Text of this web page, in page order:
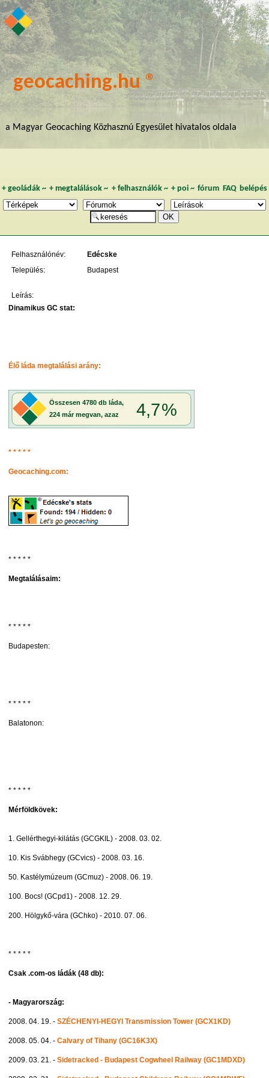
geocaching.hu ®
a Magyar Geocaching Közhasznú Egyesület hivatalos oldala
+ geoládák~ +megtalálások ~ + felhasználók~ + poi~ fórum FAQ belépés
Felhasználónév:
Edécske
Település:
Budapest
Leírás:
Dinamikus GC stat:
Élő láda megtalálási arány:
* * * * *
Geocaching.com:
* * * * *
Megtalálásaim:
* * * * *
Budapesten:
* * * * *
Balatonon:
* * * * *
Mérföldkövek:
1. Gellérthegyi-kilátás (GCGKIL) - 2008. 03. 02.
10. Kis Svábhegy (GCvics) - 2008. 03. 16.
50. Kastélymúzeum (GCmuz) - 2008. 06. 19.
100. Bocs! (GCpd1) - 2008. 12. 29.
200. Hölgykő-vára (GChko) - 2010. 07. 06.
* * * * *
Csak .com-os ládák (48 db):
- Magyarország:
2008. 04. 19. - SZÉCHENYI-HEGYI Transmission Tower (GCX1KD)
2008. 05. 04. - Calvary of Tihany (GC16K3X)
2009. 03. 21. - Sidetracked - Budapest Cogwheel Railway (GC1MDXD)